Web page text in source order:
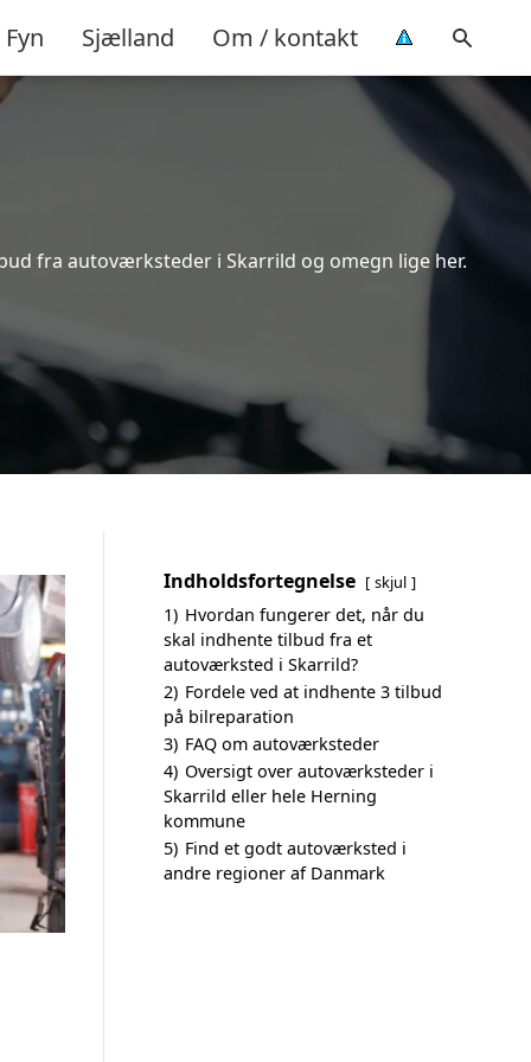
Fyn Sjælland Om / kontakt
fra autoværksteder i Skarrild og omegn lige her.
Indholdsfortegnelse skjul
1) Hvordan fungerer det, når du
skal indhente tilbud fra et
autoværksted i Skarrild?
2) Fordele ved at indhente 3 tilbud
på bilreparation
3) FAQ om autoværksteder
4) Oversigt over autoværksteder i
Skarrild eller hele Herning
kommune
5) Find et godt autoværksted i
andre regioner af Danmark